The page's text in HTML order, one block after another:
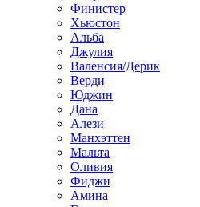
Финистер
Хьюстон
Альба
Джулия
Валенсия/Дерик
Верди
Юджин
Дана
Алези
Манхэттен
Мальта
Оливия
Фиджи
Амина